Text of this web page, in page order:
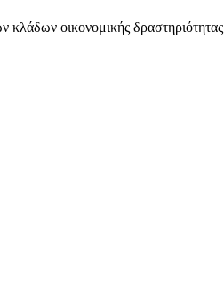
οικονομικής δραστηριότητας